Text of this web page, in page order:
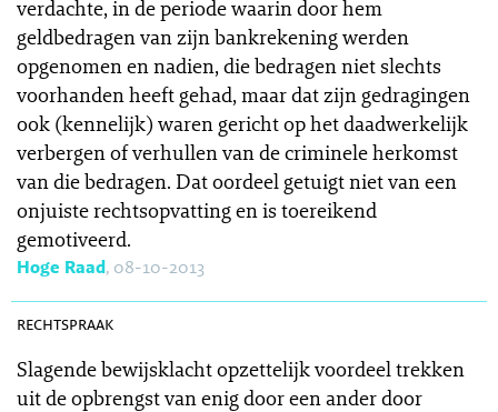
verdachte, in de periode waarin door hem
geldbedragen van zijn bankrekening werden
opgenomen en nadien, die bedragen niet slechts
voorhanden heeft gehad, maar dat zijn gedragingen
ook (kennelijk) waren gericht op het daadwerkelijk
verbergen of verhullen van de criminele herkomst
van die bedragen. Dat oordeel getuigt niet van een
onjuiste rechtsopvatting en is toereikend
gemotiveerd.
Hoge Raad, 08-10-2013
rechtspraak
Slagende bewijsklacht opzettelijk voordeel trekken
uit de opbrengst van enig door een ander door